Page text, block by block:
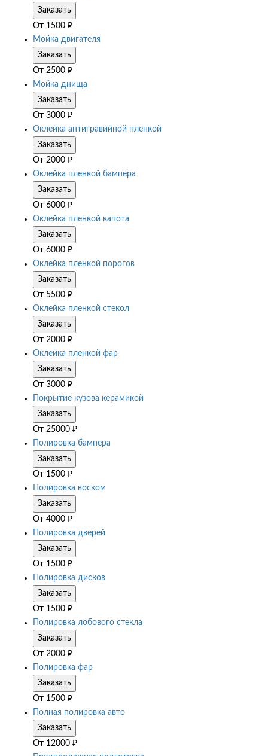
Заказать
От 1500 ₽
Мойка двигателя
Заказать
От 2500 ₽
Мойка днища
Заказать
От 3000 ₽
Оклейка антигравийной пленкой
Заказать
От 2000 ₽
Оклейка пленкой бампера
Заказать
От 6000 ₽
Оклейка пленкой капота
Заказать
От 6000 ₽
Оклейка пленкой порогов
Заказать
От 5500 ₽
Оклейка пленкой стекол
Заказать
От 2000 ₽
Оклейка пленкой фар
Заказать
От 3000 ₽
Покрытие кузова керамикой
Заказать
От 25000 ₽
Полировка бампера
Заказать
От 1500 ₽
Полировка воском
Заказать
От 4000 ₽
Полировка дверей
Заказать
От 1500 ₽
Полировка дисков
Заказать
От 1500 ₽
Полировка лобового стекла
Заказать
От 2000 ₽
Полировка фар
Заказать
От 1500 ₽
Полная полировка авто
Заказать
От 12000 ₽